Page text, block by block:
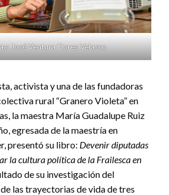
José Ventura Flores Velasco
activista y una de las fundadoras
rural “Granero Violeta” en
la maestra María Guadalupe Ruiz
egresada de la maestría en
presentó su libro: Devenir diputadas
la cultura política de la Frailesca en
de su investigación del
las trayectorias de vida de tres